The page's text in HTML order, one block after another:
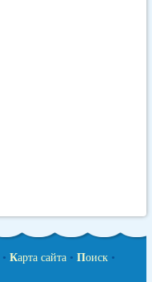
• Карта сайта • Поиск •